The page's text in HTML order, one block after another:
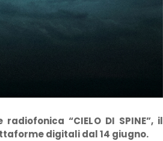
“CIELO DI SPINE”, il
digitali dal 14 giugno.